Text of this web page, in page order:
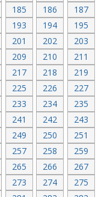
185 186
187
193 194
195
201 202
203
209 210
211
217 218
219
225 226
227
233 234
235
241 242
243
249 250
251
257 258
259
265 266
267
273 274
275